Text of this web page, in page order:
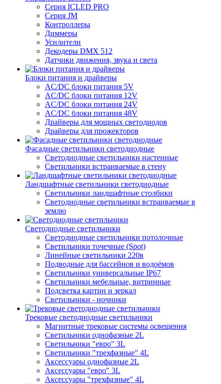
Серия ICLED PRO
Серия JM
Контроллеры
Диммеры
Усилители
Декодеры DMX 512
Датчики движения, звука и света
Блоки питания и драйверы
AC/DC блоки питания 5V
AC/DC блоки питания 12V
AC/DC блоки питания 24V
AC/DC блоки питания 48V
Драйверы для мощных светодиодов
Драйверы для прожекторов
Фасадные светильники светодиодные
Светодиодные светильники настенные
Светильники встраиваемые в стену
Ландшафтные светильники светодиодные
Светильники ландшафтные столбики
Светодиодные светильники встраиваемые в
землю
Светодиодные светильники
Светодиодные светильники потолочные
Светильники точечные (Spot)
Линейные светильники 220в
Подводные для бассейнов и водоёмов
Светильники универсальные IP67
Светильники мебельные, витринные
Подсветка картин и зеркал
Светильники - ночники
Трековые светодиодные светильники
Магнитные трековые системы освещения
Светильники однофазные 2L
Светильники "евро" 3L
Светильники "трехфазные" 4L
Аксессуары однофазные 2L
Аксессуары "евро" 3L
Аксессуары "трехфазные" 4L